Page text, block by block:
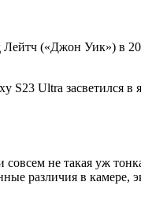
(«Джон Уик») в
S23 Ultra
не такая уж
различия в камере,